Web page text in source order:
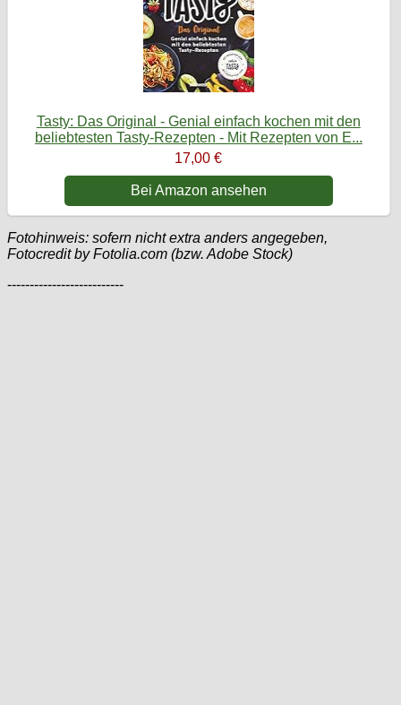
Tasty: Das Original - Genial einfach kochen mit den
beliebtesten Tasty-Rezepten - Mit Rezepten von E...
17,00 €
Bei Amazon ansehen
Fotohinweis: sofern nicht extra anders angegeben,
Fotocredit by Fotolia.com (bzw. Adobe Stock)
--------------------------